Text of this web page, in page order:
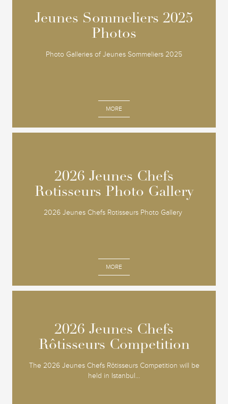
Jeunes Sommeliers 2025
Photos
Photo Galleries of Jeunes Sommeliers 2025
MORE
Jeunes Sommeliers 2025
Photos
2026 Jeunes Chefs
Rotisseurs Photo Gallery
2026 Jeunes Chefs Rotisseurs Photo Gallery
MORE
2026 Jeunes Chefs
Rotisseurs Photo Gallery
2026 Jeunes Chefs
Rôtisseurs Competition
The 2026 Jeunes Chefs Rôtisseurs Competition will be
held in Istanbul...
2026 Jeunes Chefs
Rôtisseurs Competition